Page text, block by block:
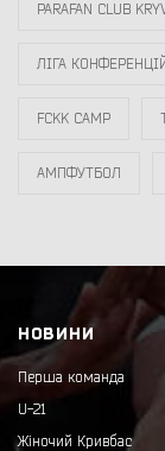
PARAFAN CLUB
ЛІГА КОНФЕРЕНЦІЙ
FCKK CAMP
АМПФУТБОЛ
НОВИНИ
Перша команда
U-21
Жіночий Кривбас